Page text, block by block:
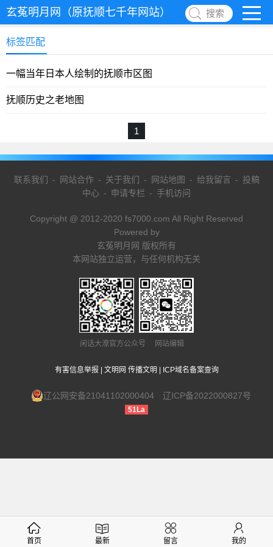
玄菟明月网（原抚顺七千年网站） 搜索
标签匹配
一幅当年日本人绘制的抚顺市区图
抚顺历史之老地图
1
联系我们 - 网站合作- 关于我们 - 网站地图 - 给我留言 - 投稿
中心 - 申请专栏 - 手机访问
Copyright @ 2012-2020 fs7000.com All Right Reserved
Powered by
玄菟明月网 版权所有
本网站独立运营，与任何机构无关
闲话大潦官方公众号 网站编辑
有害信息举报 文明网 传播文明 ICP域名备案查询
辽公网安备21041102000404 辽ICP备2022000827号
51La
首页 最新 留言 我的